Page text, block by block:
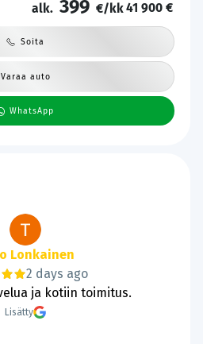
alk. 399 €/kk41 900 €
Soita
Varaa auto
WhatsApp
Lund
2 days ago
kaupantekoa.
Lisätty